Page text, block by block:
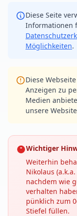
Diese Seite
Informationen
Möglichkeiten.
Diese
Anzeigen zu
Medien
unsere
Wichtiger
Weiterhin
Nikolaus
nachdem wie
verhalten
pünklich zum
Stiefel füllen.